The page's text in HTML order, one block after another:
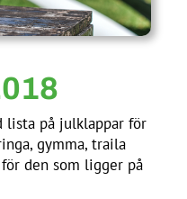
lista på julklappar för
gymma, traila
den som ligger på